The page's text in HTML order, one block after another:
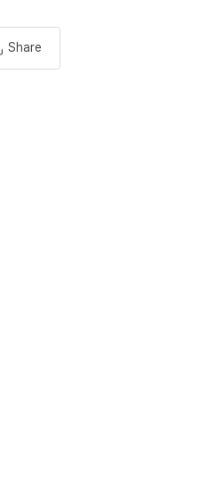
Share